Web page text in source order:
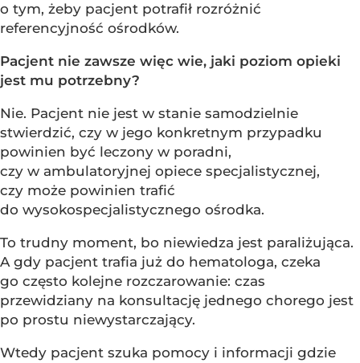
o tym, żeby pacjent potrafił rozróżnić
referencyjność ośrodków.
Pacjent nie zawsze więc wie, jaki poziom opieki
jest mu potrzebny?
Nie. Pacjent nie jest w stanie samodzielnie
stwierdzić, czy w jego konkretnym przypadku
powinien być leczony w poradni,
czy w ambulatoryjnej opiece specjalistycznej,
czy może powinien trafić
do wysokospecjalistycznego ośrodka.
To trudny moment, bo niewiedza jest paraliżująca.
A gdy pacjent trafia już do hematologa, czeka
go często kolejne rozczarowanie: czas
przewidziany na konsultację jednego chorego jest
po prostu niewystarczający.
Wtedy pacjent szuka pomocy i informacji gdzie